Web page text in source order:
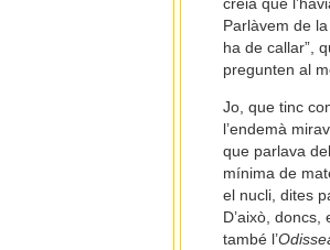
creia que
Parlàvem de
ha de callar”,
pregunten al
Jo, que tinc
l’endemà
que parlava
mínima de
el nucli, dites
D’això,
també l’